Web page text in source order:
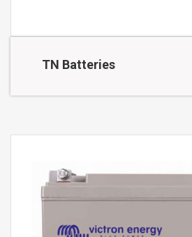
TN Batteries